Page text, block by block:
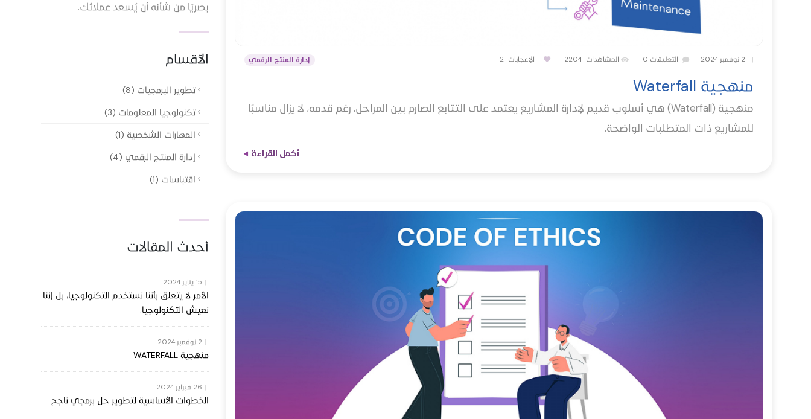
بصريًا من شأنه أن يُسعد عملائك.
الأقسام
تطوير البرمجيات (8)
تكنولوجيا المعلومات (3)
المهارات الشخصية (1)
إدارة المنتج الرقمي (4)
اقتباسات (1)
أحدث المقالات
| 15 يناير 2024
الأمر لا يتعلق بأننا نستخدم التكنولوجيا، بل إننا
نعيش التكنولوجيا.
| 2 نوفمبر 2024
منهجية WATERFALL
| 26 فبراير 2024
الخطوات الأساسية لتطوير حل برمجي ناجح
| 2 نوفمبر 2024 التعليقات 0 المشاهدات 2204 الإعجابات 2 إدارة المنتج الرقمي
منهجية Waterfall
منهجية (Waterfall) هي أسلوب قديم لإدارة المشاريع يعتمد على التتابع الصارم بين المراحل. رغم قدمه، لا يزال مناسبًا
للمشاريع ذات المتطلبات الواضحة.
أكمل القراءة